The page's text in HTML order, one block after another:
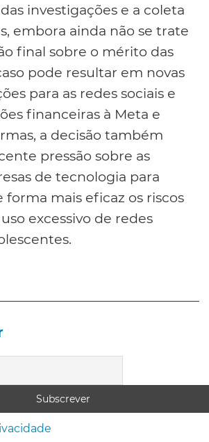
investigações e a coleta
embora ainda não se trate
final sobre o mérito das
pode resultar em novas
para as redes sociais e
financeiras à Meta e
a decisão também
pressão sobre as
de tecnologia para
mais eficaz os riscos
excessivo de redes